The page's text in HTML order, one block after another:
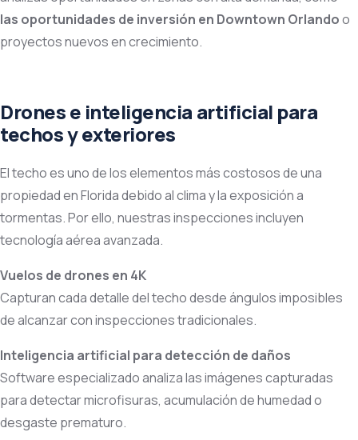
las oportunidades de inversión en Downtown Orlandoo
proyectos nuevos en crecimiento.
Drones e inteligencia artificial para
techos y exteriores
El techo es uno de los elementos más costosos de una
propiedad en Florida debido al clima y la exposición a
tormentas. Por ello, nuestras inspecciones incluyen
tecnología aérea avanzada.
Vuelos de drones en 4K
Capturan cada detalle del techo desde ángulos imposibles
de alcanzar con inspecciones tradicionales.
Inteligencia artificial para detección de daños
Software especializado analiza las imágenes capturadas
para detectar microfisuras, acumulación de humedad o
desgaste prematuro.